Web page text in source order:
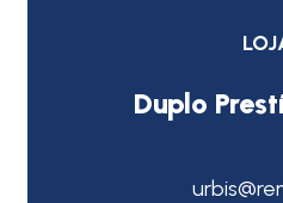
Duplo